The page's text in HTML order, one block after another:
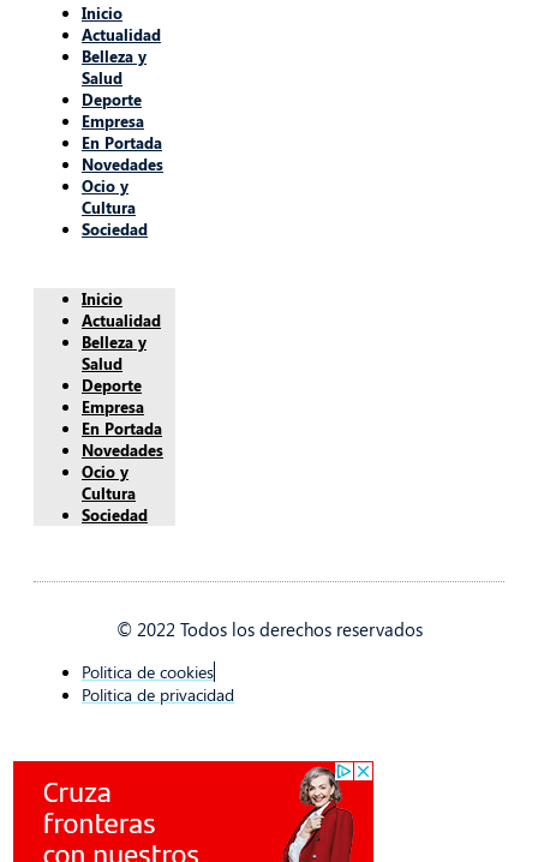
Inicio
Actualidad
Belleza y
Salud
Deporte
Empresa
En Portada
Novedades
Ocio y
Cultura
Sociedad
Inicio
Actualidad
Belleza y
Salud
Deporte
Empresa
En Portada
Novedades
Ocio y
Cultura
Sociedad
© 2022 Todos los derechos reservados
Politica de cookies
Politica de privacidad